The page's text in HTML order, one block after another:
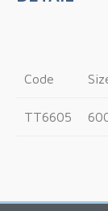
Code
TT6605